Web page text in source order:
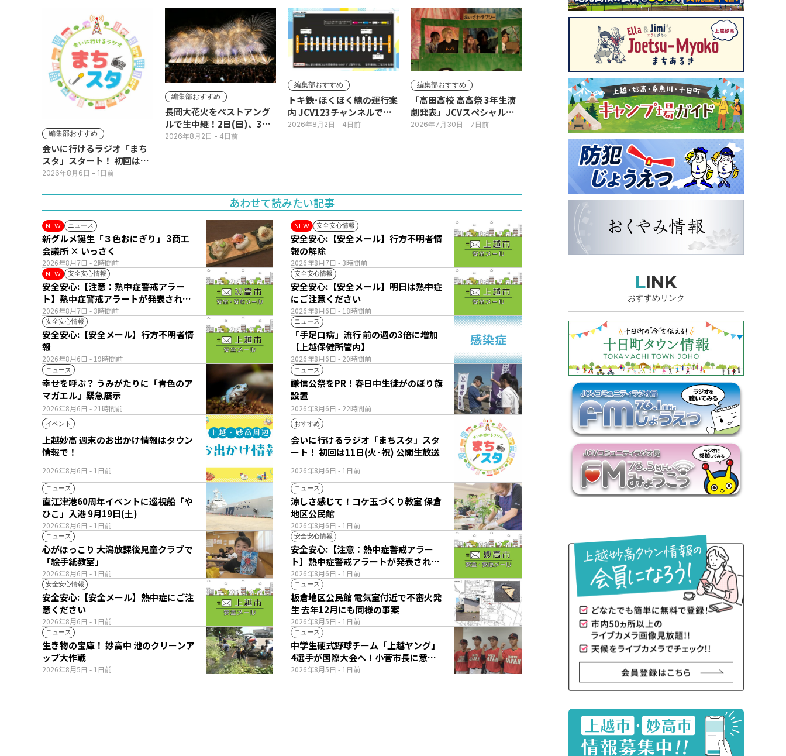
編集部おすすめ
会いに行けるラジオ「まち
スタ」スタート！ 初回は11
日(火･祝) 公開生放送
2026年8月6日 - 1日前
編集部おすすめ
長岡大花火をベストアング
ルで生中継！2日(日)、3日
(月)
2026年8月2日 - 4日前
編集部おすすめ
トキ鉄･ほくほく線の運行案
内 JCV123チャンネルで平
日毎朝表示
2026年8月2日 - 4日前
編集部おすすめ
「高田高校 高高祭 3年生演
劇発表」JCVスペシャルで
放送中！
2026年7月30日 - 7日前
あわせて読みたい記事
NEW ニュース
2026年8月7日 - 2時間前
新グルメ誕生「３色おにぎり」 3商工
会議所 × いっさく
NEW 安全安心情報
2026年8月7日 - 3時間前
安全安心:【安全メール】行方不明者情
報の解除
NEW 安全安心情報
2026年8月7日 - 3時間前
安全安心:【注意：熱中症警戒アラー
ト】熱中症警戒アラートが発表されて
います。
安全安心情報
2026年8月6日 - 18時間前
安全安心:【安全メール】明日は熱中症
にご注意ください
安全安心情報
2026年8月6日 - 19時間前
安全安心:【安全メール】行方不明者情
報
ニュース
2026年8月6日 - 20時間前
「手足口病」流行 前の週の3倍に増加
【上越保健所管内】
ニュース
2026年8月6日 - 21時間前
幸せを呼ぶ？ うみがたりに「青色のア
マガエル」緊急展示
ニュース
2026年8月6日 - 22時間前
謙信公祭をPR！春日中生徒がのぼり旗
設置
イベント
2026年8月6日 - 1日前
上越妙高 週末のお出かけ情報はタウン
情報で！
おすすめ
2026年8月6日 - 1日前
会いに行けるラジオ「まちスタ」スタ
ート！ 初回は11日(火･祝) 公開生放送
ニュース
2026年8月6日 - 1日前
直江津港60周年イベントに巡視船「や
ひこ」入港 9月19日(土)
ニュース
2026年8月6日 - 1日前
涼しさ感じて！コケ玉づくり教室 保倉
地区公民館
ニュース
2026年8月6日 - 1日前
心がほっこり 大潟放課後児童クラブで
「絵手紙教室」
安全安心情報
2026年8月6日 - 1日前
安全安心:【注意：熱中症警戒アラー
ト】熱中症警戒アラートが発表されて
います。
安全安心情報
2026年8月6日 - 1日前
安全安心:【安全メール】熱中症にご注
意ください
ニュース
2026年8月5日 - 1日前
板倉地区公民館 電気室付近で不審火発
生 去年12月にも同様の事案
ニュース
2026年8月5日 - 1日前
生き物の宝庫！ 妙高中 池のクリーンア
ップ大作戦
ニュース
2026年8月5日 - 1日前
中学生硬式野球チーム「上越ヤング」
4選手が国際大会へ！小菅市長に意気
込み語る
LINK
おすすめリンク